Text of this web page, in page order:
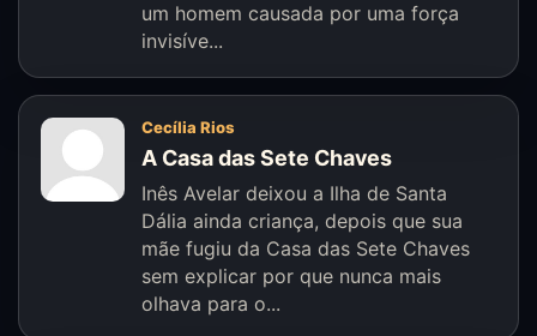
um homem causada por uma força
invisíve...
Cecília Rios
A Casa das Sete Chaves
Inês Avelar deixou a Ilha de Santa
Dália ainda criança, depois que sua
mãe fugiu da Casa das Sete Chaves
sem explicar por que nunca mais
olhava para o...